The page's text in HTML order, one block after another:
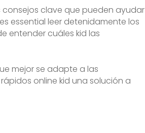
consejos clave que pueden ayudar
essential leer detenidamente los
entender cuáles kid las
mejor se adapte a las
online kid una solución a